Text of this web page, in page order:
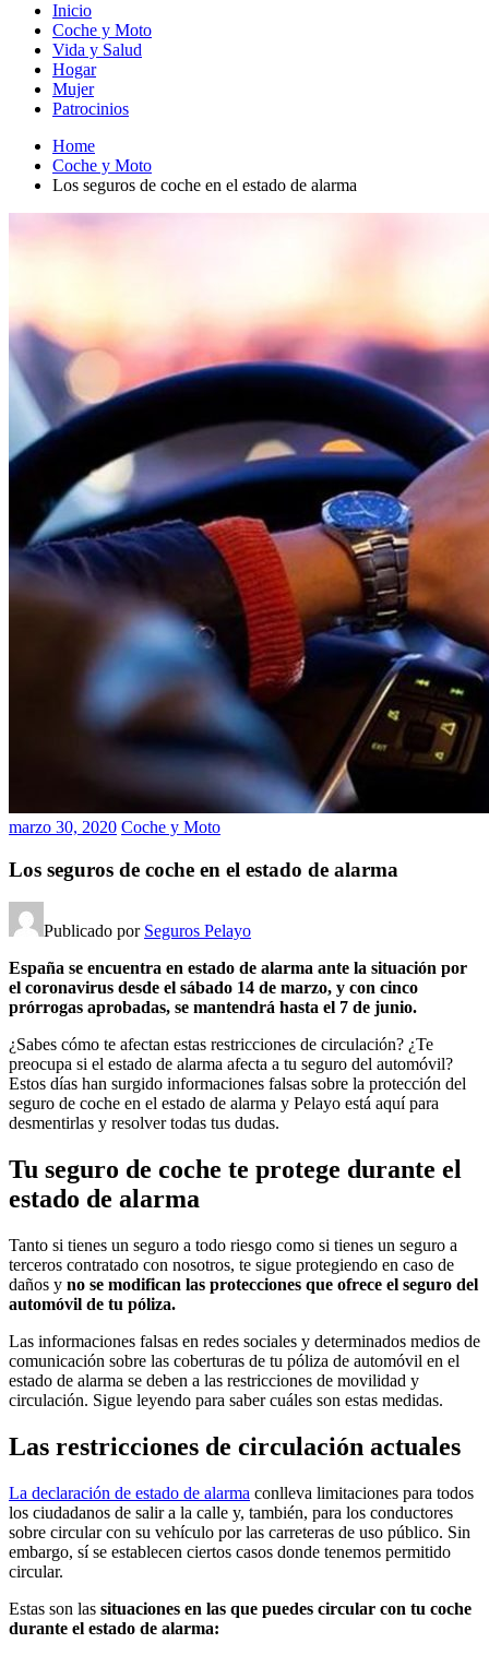
Inicio
Coche y Moto
Vida y Salud
Hogar
Mujer
Patrocinios
Home
Coche y Moto
Los seguros de coche en el estado de alarma
marzo 30, 2020 Coche y Moto
Los seguros de coche en el estado de alarma
Publicado por Seguros Pelayo
España se encuentra en estado de alarma ante la situación por
el coronavirus desde el sábado 14 de marzo, y con cinco
prórrogas aprobadas, se mantendrá hasta el 7 de junio.
¿Sabes cómo te afectan estas restricciones de circulación? ¿Te
preocupa si el estado de alarma afecta a tu seguro del automóvil?
Estos días han surgido informaciones falsas sobre la protección del
seguro de coche en el estado de alarma y Pelayo está aquí para
desmentirlas y resolver todas tus dudas.
Tu seguro de coche te protege durante el
estado de alarma
Tanto si tienes un seguro a todo riesgo como si tienes un seguro a
terceros contratado con nosotros, te sigue protegiendo en caso de
daños y no se modifican las protecciones que ofrece el seguro del
automóvil de tu póliza.
Las informaciones falsas en redes sociales y determinados medios de
comunicación sobre las coberturas de tu póliza de automóvil en el
estado de alarma se deben a las restricciones de movilidad y
circulación. Sigue leyendo para saber cuáles son estas medidas.
Las restricciones de circulación actuales
La declaración de estado de alarma conlleva limitaciones para todos
los ciudadanos de salir a la calle y, también, para los conductores
sobre circular con su vehículo por las carreteras de uso público. Sin
embargo, sí se establecen ciertos casos donde tenemos permitido
circular.
Estas son las situaciones en las que puedes circular con tu coche
durante el estado de alarma: